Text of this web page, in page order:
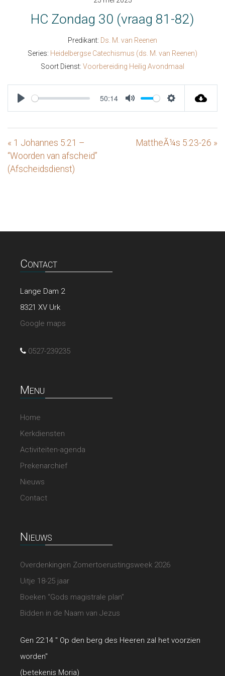
HC Zondag 30 (vraag 81-82)
Predikant: Ds. M. van Reenen
Series: Heidelbergse Catechismus (ds. M. van Reenen)
Soort Dienst: Voorbereiding Heilig Avondmaal
Play
50:14
Mute Settings
« 1 Johannes 5:21 –
“Woorden van afscheid”
(Afscheidsdienst)
MattheÃ¼s 5:23-26 »
Contact
Lange Dam 2
8321 XV Urk
Google maps
0527-239235
Menu
Home
Kerkdiensten
Activiteiten-agenda
Prekenarchief
Nieuws
Contact
Nieuws
Overdenkingen Zomertoerustingsweek 2026
Uitje 18-25 jaar
Boeken “Gods magistrale plan”
Bidden in de Naam van Jezus
Gen 22:14 " Op den berg des Heeren zal het voorzien
worden"
(betekenis Moria)